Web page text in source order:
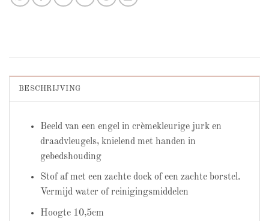
BESCHRIJVING
Beeld van een engel in crèmekleurige jurk en
draadvleugels, knielend met handen in
gebedshouding
Stof af met een zachte doek of een zachte borstel.
Vermijd water of reinigingsmiddelen
Hoogte 10,5cm